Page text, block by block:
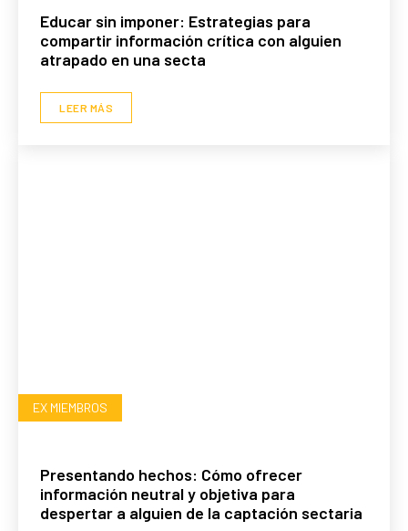
Educar sin imponer: Estrategias para
compartir información crítica con alguien
atrapado en una secta
LEER MÁS
EX MIEMBROS
Presentando hechos: Cómo ofrecer
información neutral y objetiva para
despertar a alguien de la captación sectaria